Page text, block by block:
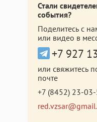
Стали
события?
Поделитесь с
или видео в
+7 927
или свяжитесь
почте
+7 (8452) 23-